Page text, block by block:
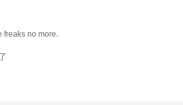
freaks no more.